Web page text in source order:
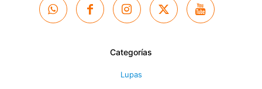
Categorías
Lupas